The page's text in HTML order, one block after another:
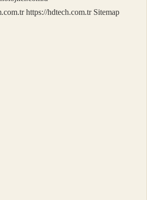
https://hdtech.com.tr Sitemap